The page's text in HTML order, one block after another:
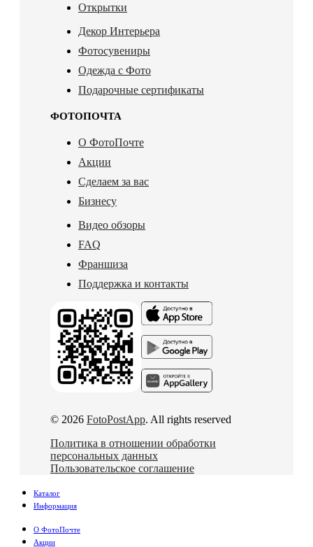
Открытки
Декор Интерьера
Фотосувениры
Одежда с Фото
Подарочные сертификаты
ФОТОПОЧТА
О ФотоПочте
Акции
Сделаем за вас
Бизнесу
Видео обзоры
FAQ
Франшиза
Поддержка и контакты
© 2026 FotoPostApp. All rights reserved
Политика в отношении обработки
персональных данных
Пользовательское соглашение
Каталог
Информация
О ФотоПочте
Акции